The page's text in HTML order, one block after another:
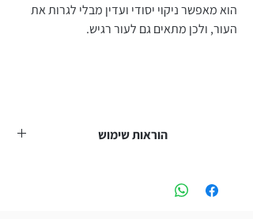
הוא מאפשר ניקוי יסודי ועדין מבלי לגרות את
העור, ולכן מתאים גם לעור רגיש.
הוראות שימוש
• יש להשרות את הספוג במים חמימים עד שהוא